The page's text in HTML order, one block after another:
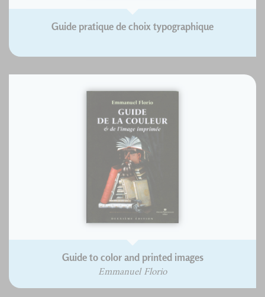
Guide pratique de choix typographique
Guide to color and printed images
Emmanuel Florio